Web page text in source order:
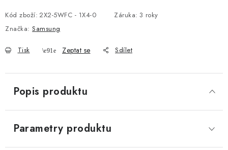
Kód zboží: 2X2-5WFC - 1X4-0 Záruka: 3 roky
Značka: Samsung
Tisk Zeptat se Sdílet
Popis produktu
Parametry produktu